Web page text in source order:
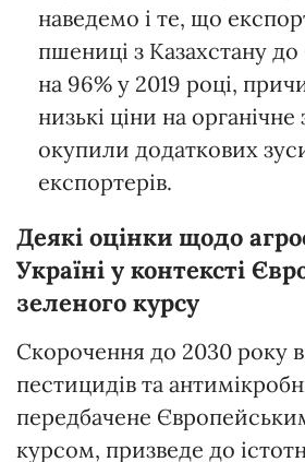
наведемо і те, що
пшениці з Казахстану
на 96% у 2019 році,
низькі ціни на
окупили додаткових
експортерів.
Деякі оцінки щодо
Україні у контексті
зеленого курсу
Скорочення до 2030 року
пестицидів та
передбачене
курсом, призведе до